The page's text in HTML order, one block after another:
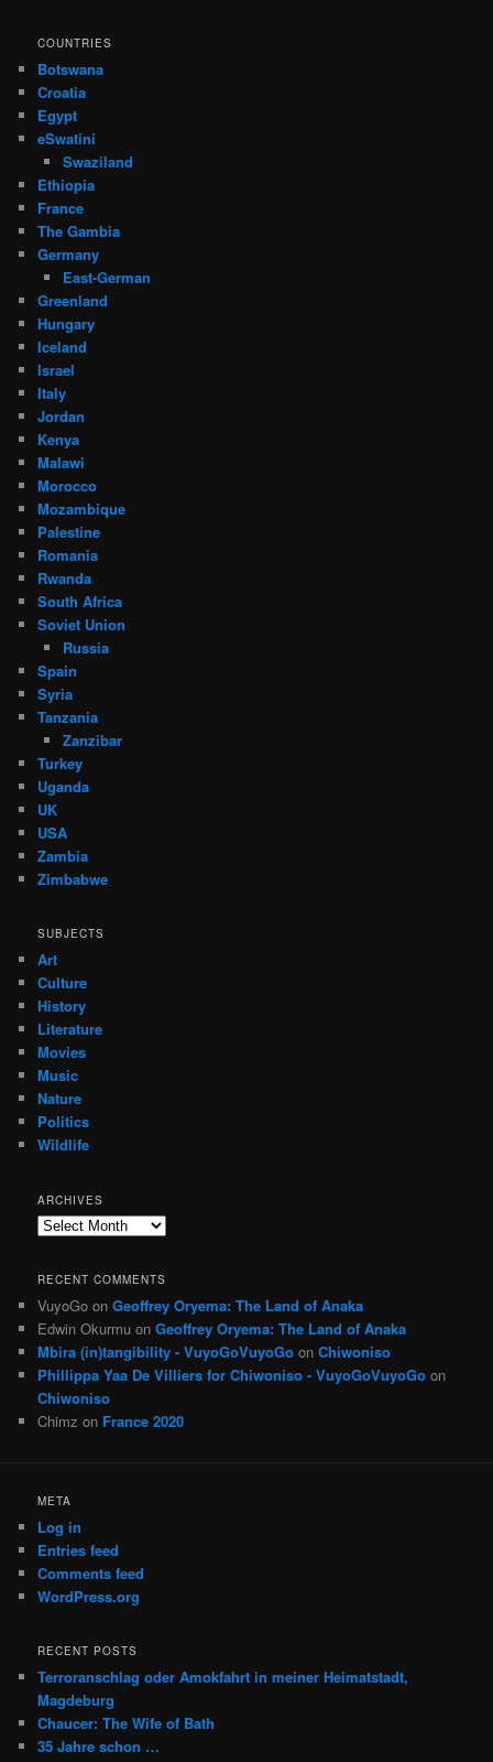
COUNTRIES
Botswana
Croatia
Egypt
eSwatini
Swaziland
Ethiopia
France
The Gambia
Germany
East-German
Greenland
Hungary
Iceland
Israel
Italy
Jordan
Kenya
Malawi
Morocco
Mozambique
Palestine
Romania
Rwanda
South Africa
Soviet Union
Russia
Spain
Syria
Tanzania
Zanzibar
Turkey
Uganda
UK
USA
Zambia
Zimbabwe
SUBJECTS
Art
Culture
History
Literature
Movies
Music
Nature
Politics
Wildlife
ARCHIVES
Archives
RECENT COMMENTS
VuyoGo onGeoffrey Oryema: The Land of Anaka
Edwin Okurmu onGeoffrey Oryema: The Land of Anaka
Mbira (in)tangibility - VuyoGoVuyoGo onChiwoniso
Phillippa Yaa De Villiers for Chiwoniso - VuyoGoVuyoGo on
Chiwoniso
Chimz on France 2020
META
Log in
Entries feed
Comments feed
WordPress.org
RECENT POSTS
Terroranschlag oder Amokfahrt in meiner Heimatstadt,
Magdeburg
Chaucer: The Wife of Bath
35 Jahre schon …